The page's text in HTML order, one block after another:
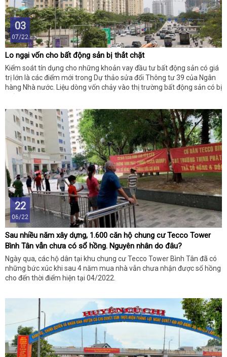
03
07/22
Lo ngại vốn cho bất động sản bị thắt chặt
Kiểm soát tín dụng cho những khoản vay đầu tư bất động sản có giá
trị lớn là các điểm mới trong Dự thảo sửa đổi Thông tư 39 của Ngân
hàng Nhà nước. Liệu dòng vốn chảy vào thị trường bất động sản có bị
22
06/22
Sau nhiều năm xây dựng, 1.600 căn hộ chung cư Tecco Tower
Bình Tân vẫn chưa có sổ hồng. Nguyên nhân do đâu?
Ngày qua, các hộ dân tại khu chung cư Tecco Tower Bình Tân đã có
những bức xúc khi sau 4 năm mua nhà vẫn chưa nhận được sổ hồng
cho đến thời điểm hiện tại 04/2022.